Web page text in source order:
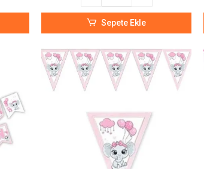
Sepete Ekle